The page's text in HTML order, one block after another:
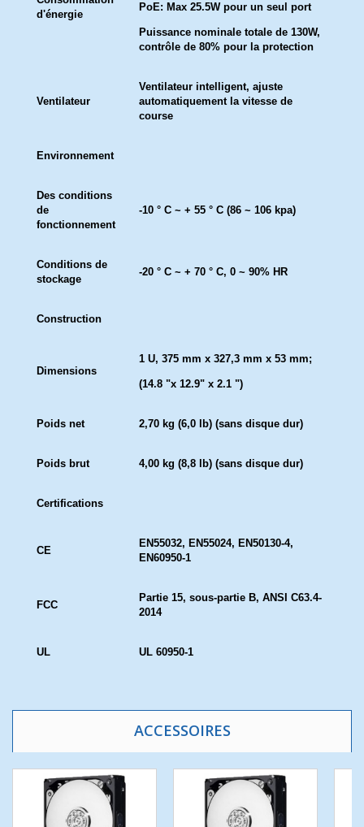
d'énergie
PoE: Max 25.5W pour un seul port
Puissance nominale totale de 130W,
contrôle de 80% pour la protection
Ventilateur
Ventilateur intelligent, ajuste
automatiquement la vitesse de
course
Environnement
Des conditions
de
fonctionnement
-10 ° C ~ + 55 ° C (86 ~ 106 kpa)
Conditions de
stockage
-20 ° C ~ + 70 ° C, 0 ~ 90% HR
Construction
Dimensions
1 U, 375 mm x 327,3 mm x 53 mm;
(14.8 "x 12.9" x 2.1 ")
Poids net 2,70 kg (6,0 lb) (sans disque dur)
Poids brut 4,00 kg (8,8 lb) (sans disque dur)
Certifications
CE
EN55032, EN55024, EN50130-4,
EN60950-1
FCC
Partie 15, sous-partie B, ANSI C63.4-
2014
UL UL 60950-1
ACCESSOIRES